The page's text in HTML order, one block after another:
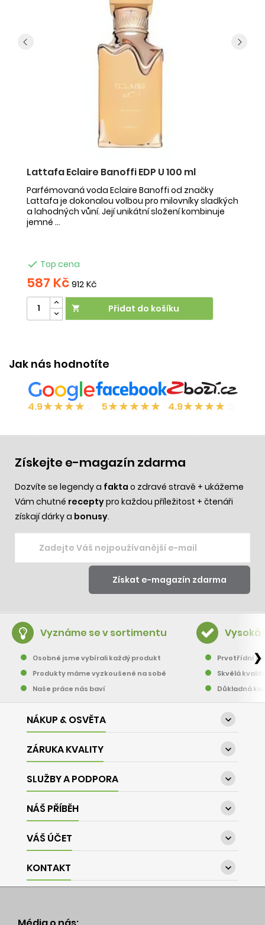
Lattafa Eclaire Banoffi EDP U 100 ml
Parfémovaná voda Eclaire Banoffi od značky
Lattafa je dokonalou volbou pro milovníky sladkých
a lahodných vůní. Její unikátní složení kombinuje
jemné ...
 Top cena
587 Kč912 Kč
 Přidat do košíku
Jak nás hodnotíte
4.9★★★★ 5★★★★★ 4.9★★★★
Získejte e-magazín zdarma
Dozvíte se legendy a fakta o zdravé stravě + ukážeme
Vám chutné receptypro každou příležitost + čtenáři
získají dárky a bonusy.
Vyznáme se v sortimentu
Osobně jsme vybírali každý produkt
Produkty máme vyzkoušené na sobě
Naše práce nás baví
Vysoká
Prvotřídní
Skvělá
Důkladná
❯
NÁKUP & OSVĚTA 
ZÁRUKA KVALITY 
SLUŽBY A PODPORA 
NÁŠ PŘÍBĚH 
VÁŠ ÚČET 
KONTAKT 